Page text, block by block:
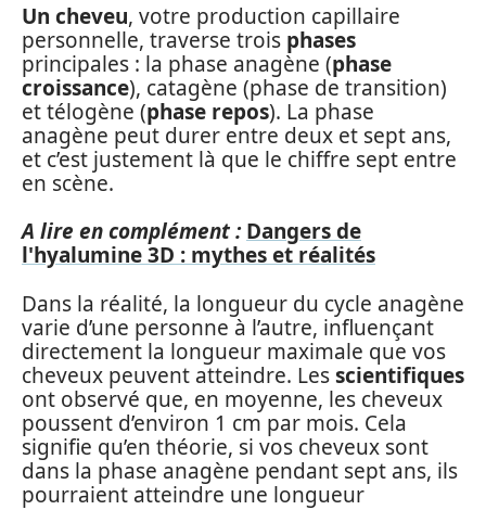
Un cheveu, votre production capillaire
personnelle, traverse trois phases
principales : la phase anagène (phase
croissance), catagène (phase de transition)
et télogène (phase repos). La phase
anagène peut durer entre deux et sept ans,
et c’est justement là que le chiffre sept entre
en scène.
A lire en complément : Dangers de
l'hyalumine 3D : mythes et réalités
Dans la réalité, la longueur du cycle anagène
varie d’une personne à l’autre, influençant
directement la longueur maximale que vos
cheveux peuvent atteindre. Lesscientifiques
ont observé que, en moyenne, les cheveux
poussent d’environ 1 cm par mois. Cela
signifie qu’en théorie, si vos cheveux sont
dans la phase anagène pendant sept ans, ils
pourraient atteindre une longueur